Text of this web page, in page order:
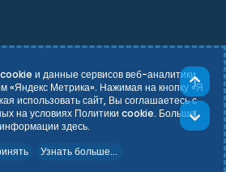
и правила
Справка Главная
R
и данные сервисов веб-аналитики,
«Яндекс Метрика». Нажимая на кнопку «Я
использовать сайт, Вы соглашаетесь с
на условиях Политики cookie. Больше
информации здесь.
Узнать больше...